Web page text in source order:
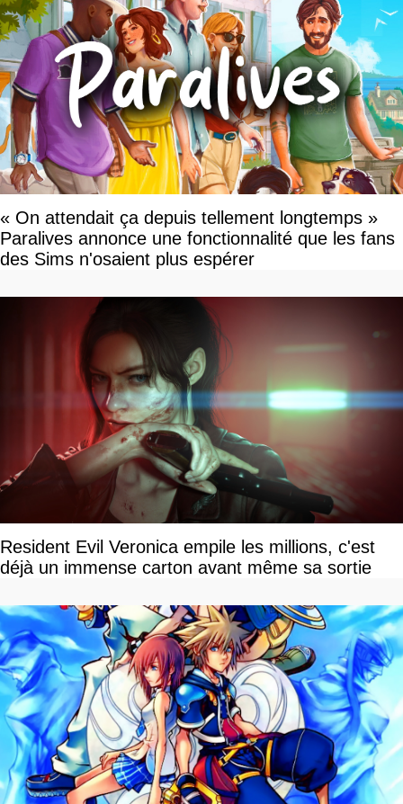
« On attendait ça depuis tellement longtemps »
Paralives annonce une fonctionnalité que les fans
des Sims n'osaient plus espérer
Resident Evil Veronica empile les millions, c'est
déjà un immense carton avant même sa sortie